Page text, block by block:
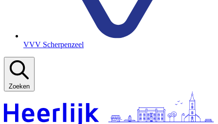
VVV Scherpenzeel
Zoeken